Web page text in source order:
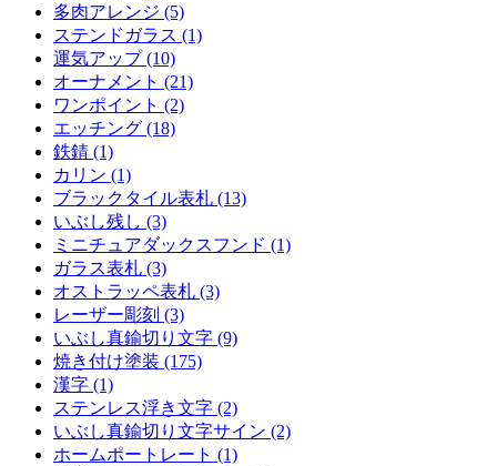
多肉アレンジ (5)
ステンドガラス (1)
運気アップ (10)
オーナメント (21)
ワンポイント (2)
エッチング (18)
鉄錆 (1)
カリン (1)
ブラックタイル表札 (13)
いぶし残し (3)
ミニチュアダックスフンド (1)
ガラス表札 (3)
オストラッペ表札 (3)
レーザー彫刻 (3)
いぶし真鍮切り文字 (9)
焼き付け塗装 (175)
漢字 (1)
ステンレス浮き文字 (2)
いぶし真鍮切り文字サイン (2)
ホームポートレート (1)